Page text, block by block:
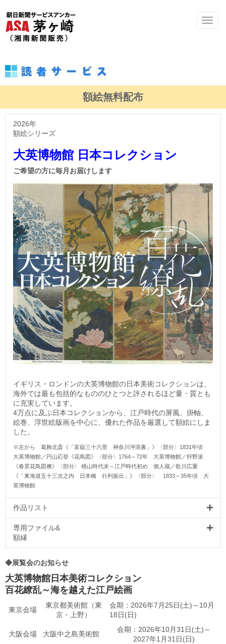
額絵無料配布
2026年
額絵シリーズ
大英博物館 日本コレクション
ご希望の方に毎月お届けします
イギリス・ロンドンの大英博物館の日本美術コレクションは、
海外では最も包括的なもののひとつと評されるほど量・質とも
に充実しています。
4万点に及ぶ日本コレクションから、江戸時代の屏風、掛軸、
絵巻、浮世絵版画を中心に、優れた作品を厳選して額絵にしま
した。
※左から 葛飾北斎《「富嶽三十六景 神奈川沖浪裏」》〈部分〉1831年頃
大英博物館／円山応挙《花鳥図》〈部分〉1764～72年 大英博物館／狩野派
《春景花鳥図襖》〈部分〉 桃山時代末～江戸時代初め 個人蔵／歌川広重
《「東海道五十三次之内 日本橋 行列振出」》〈部分〉 1833～35年頃 大
英博物館
作品リスト
専用ファイル&
額縁
◆展覧会のお知らせ
大英博物館日本美術コレクション
百花繚乱～海を越えた江戸絵画
東京会場
東京都美術館（東
京・上野）
会期：2026年7月25日(土)～10月
18日(日)
大阪会場 大阪中之島美術館
会期：2026年10月31日(土)～
2027年1月31日(日)